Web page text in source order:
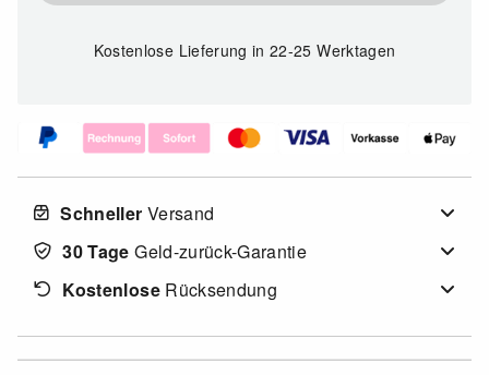
Kostenlose Lieferungin 22-25 Werktagen
Schneller Versand
30 Tage Geld-zurück-Garantie
KostenloseRücksendung